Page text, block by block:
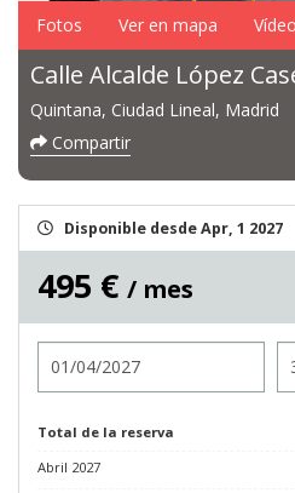
Fotos Ver en mapa Vídeo
Calle Alcalde López
Quintana, Ciudad Lineal, Madrid
Compartir
Disponible desde Apr, 1 2027
495 € / mes
Total de la reserva
Abril 2027